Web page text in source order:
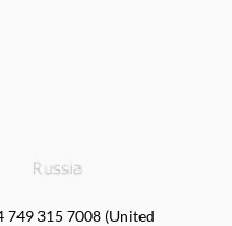
749 315 7008 (United